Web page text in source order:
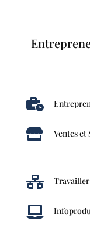

 Ventes et
 Travailler
